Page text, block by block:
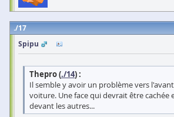
17
Spipu
Thepro (./14) :
Il semble y avoir un problème vers
voiture. Une face qui devrait être cachée
devant les autres...